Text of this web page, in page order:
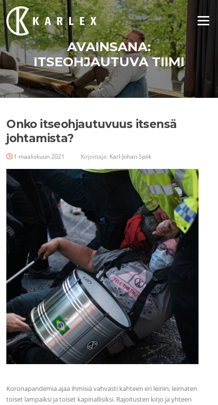
Siirry
suoraan
sisältöön
Valikko
AVAINSANA:
ITSEOHJAUTUVA TIIMI
Onko itseohjautuvuus itsensä
johtamista?
1 maaliskuun 2021 Kirjoittaja: Karl-Johan Spiik
Koronapandemia ajaa ihmisiä vahvasti kahteen eri leiriin, leimaten
toiset lampaiksi ja toiset kapinallisiksi. Rajoitusten kirjo ja yhteen